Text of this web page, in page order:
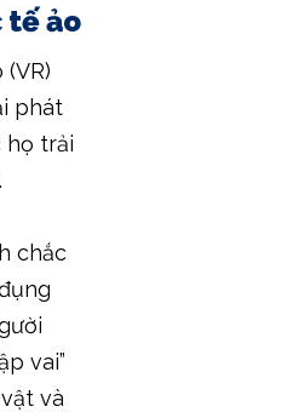
tế ảo
phát
họ trải
chắc
vai”
và